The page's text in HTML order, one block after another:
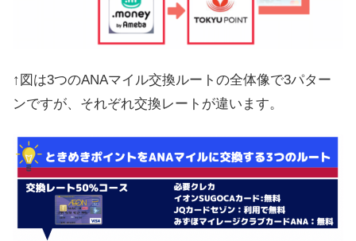
↑図は3つのANAマイル交換ルートの全体像で3パター
ンですが、それぞれ交換レートが違います。